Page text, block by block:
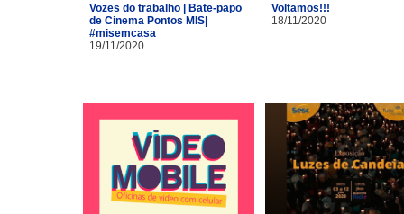
Vozes do trabalho | Bate-papo
de Cinema Pontos MIS|
#misemcasa
19/11/2020
Voltamos!!!
18/11/2020